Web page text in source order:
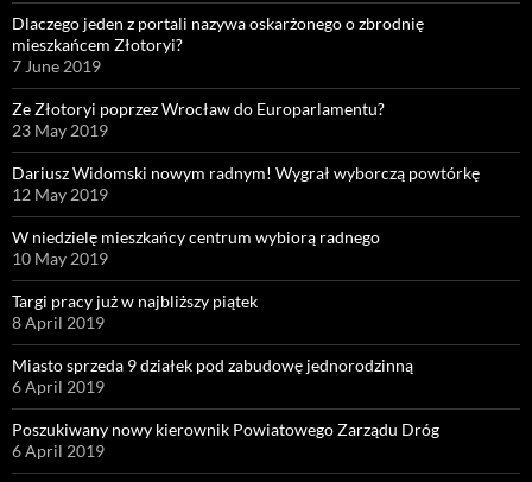
Dlaczego jeden z portali nazywa oskarżonego o zbrodnię
mieszkańcem Złotoryi?
7 June 2019
Ze Złotoryi poprzez Wrocław do Europarlamentu?
23 May 2019
Dariusz Widomski nowym radnym! Wygrał wyborczą powtórkę
12 May 2019
W niedzielę mieszkańcy centrum wybiorą radnego
10 May 2019
Targi pracy już w najbliższy piątek
8 April 2019
Miasto sprzeda 9 działek pod zabudowę jednorodzinną
6 April 2019
Poszukiwany nowy kierownik Powiatowego Zarządu Dróg
6 April 2019